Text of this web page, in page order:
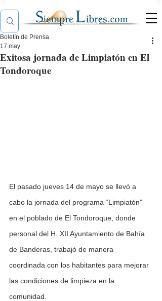
Exitosa jornada de Limpiatón en El
Tondoroque
Boletín de Prensa
17 may
El pasado jueves 14 de mayo se llevó a
cabo la jornada del programa “Limpiatón”
en el poblado de El Tondoroque, donde
personal del H. XII Ayuntamiento de Bahía
de Banderas, trabajó de manera
coordinada con los habitantes para mejorar
las condiciones de limpieza en la
comunidad.